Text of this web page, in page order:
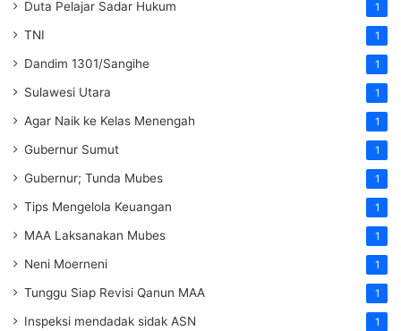
Duta Pelajar Sadar Hukum 1
TNI 1
Dandim 1301/Sangihe 1
Sulawesi Utara 1
Agar Naik ke Kelas Menengah 1
Gubernur Sumut 1
Gubernur; Tunda Mubes 1
Tips Mengelola Keuangan 1
MAA Laksanakan Mubes 1
Neni Moerneni 1
Tunggu Siap Revisi Qanun MAA 1
Inspeksi mendadak sidak ASN 1